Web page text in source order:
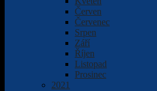
Červen
Červenec
Srpen
Září
Říjen
Listopad
Prosinec
2021